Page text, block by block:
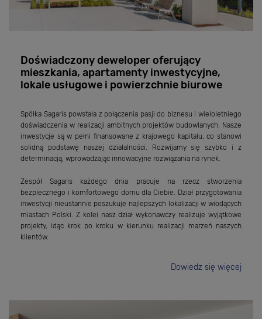
Doświadczony deweloper oferujący
mieszkania, apartamenty inwestycyjne,
lokale usługowe i powierzchnie biurowe
Spółka Sagaris powstała z połączenia pasji do biznesu i wieloletniego
doświadczenia w realizacji ambitnych projektów budowlanych. Nasze
inwestycje są w pełni finansowane z krajowego kapitału, co stanowi
solidną podstawę naszej działalności. Rozwijamy się szybko i z
determinacją, wprowadzając innowacyjne rozwiązania na rynek.
Zespół Sagaris każdego dnia pracuje na rzecz stworzenia
bezpiecznego i komfortowego domu dla Ciebie. Dział przygotowania
inwestycji nieustannie poszukuje najlepszych lokalizacji w wiodących
miastach Polski. Z kolei nasz dział wykonawczy realizuje wyjątkowe
projekty, idąc krok po kroku w kierunku realizacji marzeń naszych
klientów.
Dowiedz się więcej